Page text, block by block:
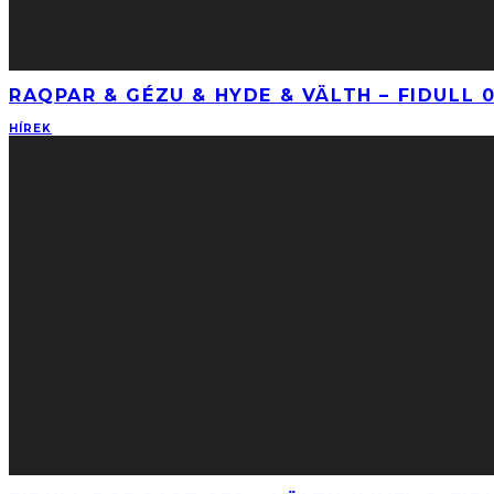
RAQPAR & GÉZU & HYDE & VÄLTH – FIDULL
HÍREK